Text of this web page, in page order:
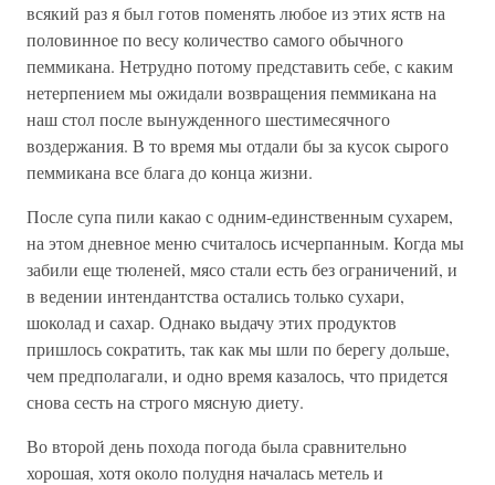
всякий раз я был готов поменять любое из этих яств на
половинное по весу количество самого обычного
пеммикана. Нетрудно потому представить себе, с каким
нетерпением мы ожидали возвращения пеммикана на
наш стол после вынужденного шестимесячного
воздержания. В то время мы отдали бы за кусок сырого
пеммикана все блага до конца жизни.
После супа пили какао с одним-единственным сухарем,
на этом дневное меню считалось исчерпанным. Когда мы
забили еще тюленей, мясо стали есть без ограничений, и
в ведении интендантства остались только сухари,
шоколад и сахар. Однако выдачу этих продуктов
пришлось сократить, так как мы шли по берегу дольше,
чем предполагали, и одно время казалось, что придется
снова сесть на строго мясную диету.
Во второй день похода погода была сравнительно
хорошая, хотя около полудня началась метель и